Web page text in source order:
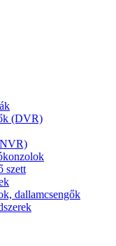
(DVR)
szett
dallamcsengők